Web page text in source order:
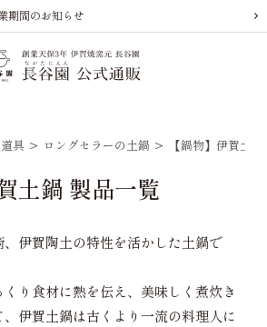
期間のお知らせ
具 > ロングセラーの土鍋 > 【鍋物】伊賀土鍋
土鍋 製品一覧
伊賀陶土の特性を活かした土鍋で
り食材に熱を伝え、美味しく煮炊き
伊賀土鍋は古くより一流の料理人に